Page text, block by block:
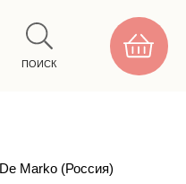
ПОИСК
Marko (Россия)